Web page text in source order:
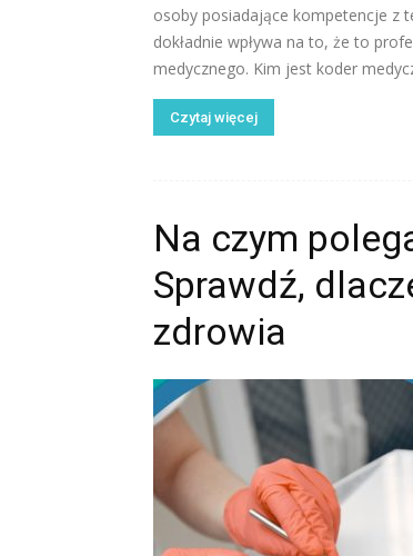
osoby posiadające kompetencje z
dokładnie wpływa na to, że to
medycznego. Kim jest koder
Czytaj więcej
Na czym
Sprawdź,
zdrowia